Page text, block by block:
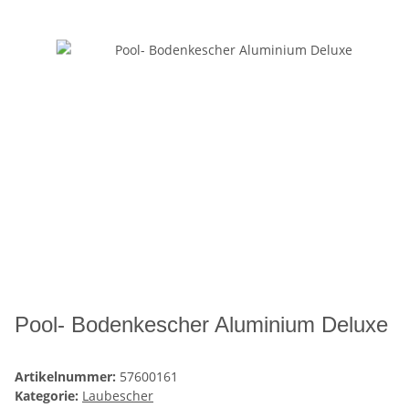
Pool- Bodenkescher Aluminium Deluxe
Artikelnummer: 57600161
Kategorie: Laubescher